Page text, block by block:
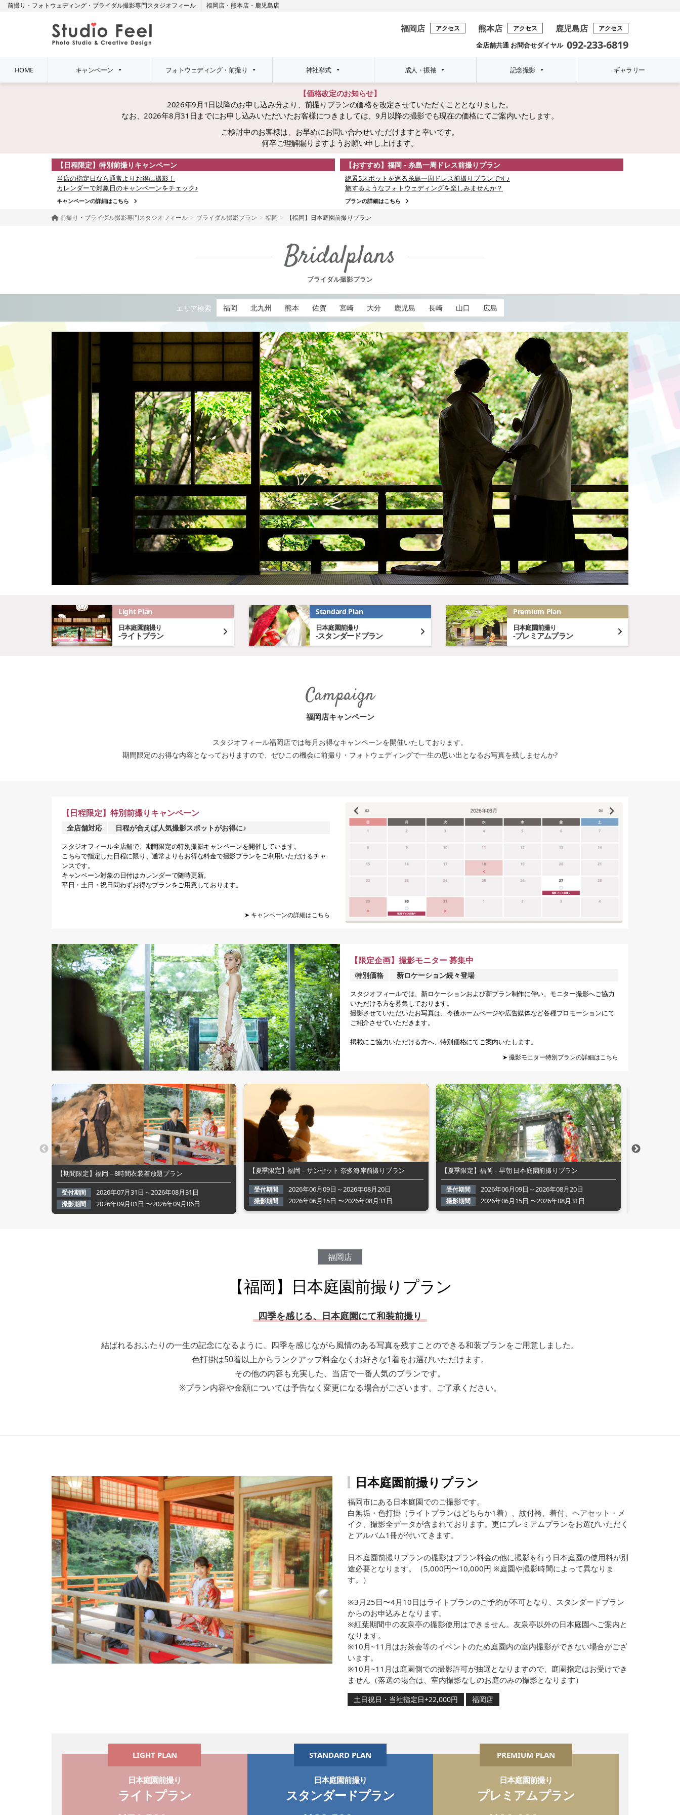
前撮り・フォトウェディング・ブライダル撮影専門スタジオフィール 福岡店 ・ 熊本店 ・ 鹿児島店
福岡店 アクセス 熊本店 アクセス 鹿児島店 アクセス
全店舗共通 お問合せダイヤル 092-233-6819
HOME キャンペーン フォトウェディング・前撮り 神社挙式 成人・振袖 記念撮影 ギャラリー
【価格改定のお知らせ】
2026年9月1日以降のお申し込み分より、前撮りプランの価格を改定させていただくこととなりました。
なお、2026年8月31日までにお申し込みいただいたお客様につきましては、9月以降の撮影でも現在の価格にてご案内いたします。
ご検討中のお客様は、お早めにお問い合わせいただけますと幸いです。
何卒ご理解賜りますようお願い申し上げます。
【日程限定】特別前撮りキャンペーン
当店の指定日なら通常よりお得に撮影！
カレンダーで対象日のキャンペーンをチェック♪
キャンペーンの詳細はこちら
【おすすめ】福岡 - 糸島一周ドレス前撮りプラン
絶景5スポットを巡る糸島一周ドレス前撮りプランです♪
旅するようなフォトウェディングを楽しみませんか？
プランの詳細はこちら
前撮り・ブライダル撮影専門スタジオフィール ブライダル撮影プラン 福岡 【福岡】日本庭園前撮りプラン
Bridalplans
ブライダル撮影プラン
福岡 北九州 熊本 佐賀 宮崎 大分 鹿児島 長崎 山口 広島
Light Plan
日本庭園前撮り
-ライトプラン
Standard Plan
日本庭園前撮り
-スタンダードプラン
Premium Plan
日本庭園前撮り
-プレミアムプラン
Campaign
福岡店キャンペーン
スタジオフィール福岡店では毎月お得なキャンペーンを開催いたしております。
期間限定のお得な内容となっておりますので、ぜひこの機会に前撮り・フォトウェディングで一生の思い出となるお写真を残しませんか?
【日程限定】特別前撮りキャンペーン
全店舗対応 日程が合えば人気撮影スポットがお得に♪
スタジオフィール全店舗で、期間限定の特別撮影キャンペーンを開催しています。
こちらで指定した日程に限り、通常よりもお得な料金で撮影プランをご利用いただけるチャ
ンスです。
キャンペーン対象の日付はカレンダーで随時更新。
平日・土日・祝日問わずお得なプランをご用意しております。
➤ キャンペーンの詳細はこちら
【限定企画】撮影モニター 募集中
特別価格 新ロケーション続々登場
スタジオフィールでは、新ロケーションおよび新プラン制作に伴い、モニター撮影へご協力
いただける方を募集しております。
撮影させていただいたお写真は、今後ホームページや広告媒体など各種プロモーションにて
ご紹介させていただきます。
掲載にご協力いただける方へ、特別価格にてご案内いたします。
➤ 撮影モニター特別プランの詳細はこちら
【期間限定】福岡 – 8時間衣装着放題プラン
受付期間 2026年07月31日～2026年08月31日
撮影期間 2026年09月01日 〜2026年09月06日
【夏季限定】福岡 – サンセット 奈多海岸前撮りプラン
受付期間 2026年06月09日～2026年08月20日
撮影期間 2026年06月15日 〜2026年08月31日
【夏季限定】福岡 – 早朝 日本庭園前撮りプラン
受付期間 2026年06月09日～2026年08月20日
撮影期間 2026年06月15日 〜2026年08月31日
福岡店
【福岡】日本庭園前撮りプラン
四季を感じる、日本庭園にて和装前撮り
結ばれるおふたりの一生の記念になるように、四季を感じながら風情のある写真を残すことのできる和装プランをご用意しました。
色打掛は50着以上からランクアップ料金なくお好きな1着をお選びいただけます。
その他の内容も充実した、当店で一番人気のプランです。
※プラン内容や金額については予告なく変更になる場合がございます。ご了承ください。
日本庭園前撮りプラン
福岡市にある日本庭園でのご撮影です。
白無垢・色打掛（ライトプランはどちらか1着）、紋付袴、着付、ヘアセット・メ
イク、撮影全データが含まれております。更にプレミアムプランをお選びいただく
とアルバム1冊が付いてきます。
日本庭園前撮りプランの撮影はプラン料金の他に撮影を行う日本庭園の使用料が別
途必要となります。（5,000円〜10,000円 ※庭園や撮影時間によって異なりま
す。）
※3月25日〜4月10日はライトプランのご予約が不可となり、スタンダードプラン
からのお申込みとなります。
※紅葉期間中の友泉亭の撮影使用はできません。友泉亭以外の日本庭園へご案内と
なります。
※10月~11月はお茶会等のイベントのため庭園内の室内撮影ができない場合がござ
います。
※10月~11月は庭園側での撮影許可が抽選となりますので、庭園指定はお受けでき
ません（落選の場合は、室内撮影なしのお庭のみの撮影となります）
土日祝日・当社指定日+22,000円 福岡店
LIGHT PLAN
日本庭園前撮り
ライトプラン
STANDARD PLAN
日本庭園前撮り
スタンダードプラン
PREMIUM PLAN
日本庭園前撮り
プレミアムプラン